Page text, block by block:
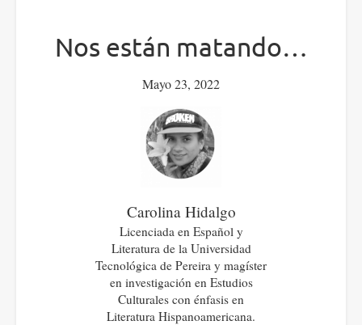
Nos están matando…
Mayo 23, 2022
Carolina Hidalgo
Licenciada en Español y
Literatura de la Universidad
Tecnológica de Pereira y magíster
en investigación en Estudios
Culturales con énfasis en
Literatura Hispanoamericana.